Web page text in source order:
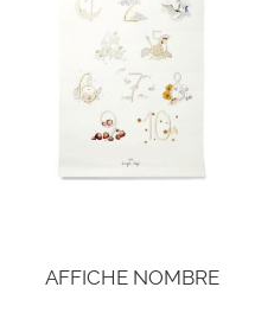
AFFICHE NOMBRE